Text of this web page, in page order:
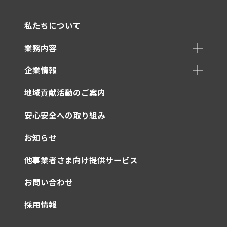
私たちについて
業務内容
企業情報
地域貢献活動のご案内
安心安全への取り組み
お知らせ
他事業者さま向け提供サービス
お問い合わせ
採用情報